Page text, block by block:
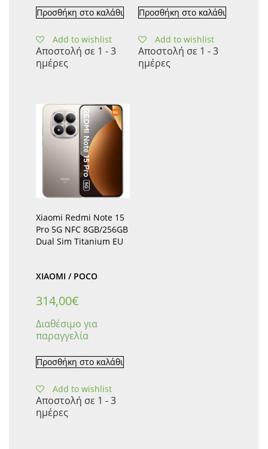
Προσθήκη στο καλάθι
Add to wishlist
Αποστολή σε 1 - 3
ημέρες
Προσθήκη στο καλάθι
Add to wishlist
Αποστολή σε 1 - 3
ημέρες
Xiaomi Redmi Note 15
Pro 5G NFC 8GB/256GB
Dual Sim Titanium EU
XIAOMI / POCO
314,00€
Διαθέσιμο για
παραγγελία
Προσθήκη στο καλάθι
Add to wishlist
Αποστολή σε 1 - 3
ημέρες